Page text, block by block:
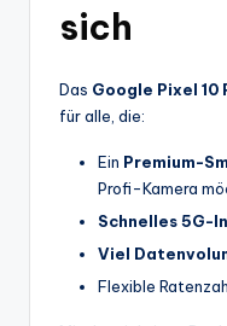
sich
Das Google Pixel
für alle, die:
Ein Premium-
Profi-Kamera
Schnelles 5G-
Viel
Flexible